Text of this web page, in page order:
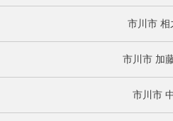
市川市 相
市川市 加
市川市